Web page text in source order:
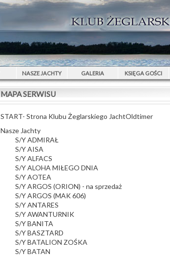
NASZE JACHTY GALERIA KSIĘGA GOŚCI
MAPA SERWISU
START- Strona Klubu Żeglarskiego JachtOldtimer
Nasze Jachty
S/Y ADMIRAŁ
S/Y AISA
S/Y ALFACS
S/Y ALOHA MIŁEGO DNIA
S/Y AOTEA
S/Y ARGOS (ORION) - na sprzedaż
S/Y ARGOS (MAK 606)
S/Y ANTARES
S/Y AWANTURNIK
S/Y BANITA
S/Y BASZTARD
S/Y BATALION ZOŚKA
S/Y BATAN